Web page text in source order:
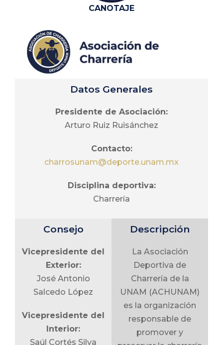
C. Bryan Jesús Del
Monte Díaz
Descripción
CANOTAJE
Datos Generales
Presidente de Asociación:
Arturo Ruiz Ruisánchez
Contacto:
charrosunam@deporte.unam.mx
Disciplina deportiva:
Charrería
Consejo
Vicepresidente del
Exterior:
José Antonio
Salcedo López
Vicepresidente del
Interior:
Saúl Cortés Silva
Descripción
La Asociación
Deportiva de
Charrería de la
UNAM (ACHUNAM)
es la organización
responsable de
promover y